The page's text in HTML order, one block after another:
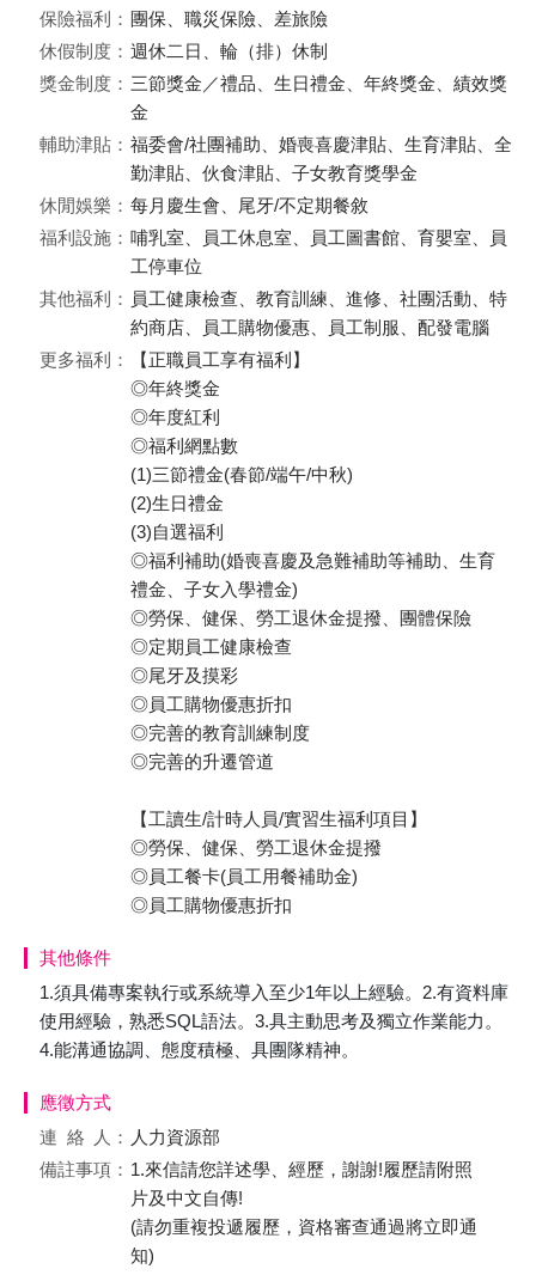
保險福利： 團保、職災保險、差旅險
休假制度： 週休二日、輪（排）休制
獎金制度： 三節獎金／禮品、生日禮金、年終獎金、績效獎
金
輔助津貼： 福委會/社團補助、婚喪喜慶津貼、生育津貼、全
勤津貼、伙食津貼、子女教育獎學金
休閒娛樂： 每月慶生會、尾牙/不定期餐敘
福利設施： 哺乳室、員工休息室、員工圖書館、育嬰室、員
工停車位
其他福利： 員工健康檢查、教育訓練、進修、社團活動、特
約商店、員工購物優惠、員工制服、配發電腦
更多福利：
【正職員工享有福利】
◎年終獎金
◎年度紅利
◎福利網點數
(1)三節禮金(春節/端午/中秋)
(2)生日禮金
(3)自選福利
◎福利補助(婚喪喜慶及急難補助等補助、生育
禮金、子女入學禮金)
◎勞保、健保、勞工退休金提撥、團體保險
◎定期員工健康檢查
◎尾牙及摸彩
◎員工購物優惠折扣
◎完善的教育訓練制度
◎完善的升遷管道
【工讀生/計時人員/實習生福利項目】
◎勞保、健保、勞工退休金提撥
◎員工餐卡(員工用餐補助金)
◎員工購物優惠折扣
其他條件
1.須具備專案執行或系統導入至少1年以上經驗。2.有資料庫
使用經驗，熟悉SQL語法。3.具主動思考及獨立作業能力。
4.能溝通協調、態度積極、具團隊精神。
應徵方式
連絡
人： 人力資源部
備註事項： 1.來信請您詳述學、經歷，謝謝!履歷請附照
片及中文自傳!
(請勿重複投遞履歷，資格審查通過將立即通
知)